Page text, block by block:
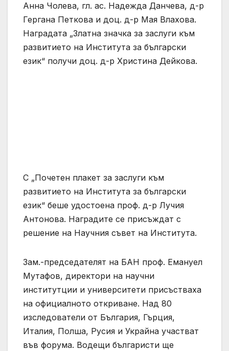
Анна Чолева, гл. ас. Надежда Данчева, д-р
Гергана Петкова и доц. д-р Мая Влахова.
Наградата „Златна значка за заслуги към
развитието на Института за български
език“ получи доц. д-р Христина Дейкова.
С „Почетен плакет за заслуги към
развитието на Института за български
език“ беше удостоена проф. д-р Лучия
Антонова. Наградите се присъждат с
решение на Научния съвет на Института.
Зам.-председателят на БАН проф. Емануел
Мутафов, директори на научни
институтции и университети присъстваха
на официалното откриване. Над 80
изследователи от България, Гърция,
Италия, Полша, Русия и Украйна участват
във форума. Водещи българисти ще